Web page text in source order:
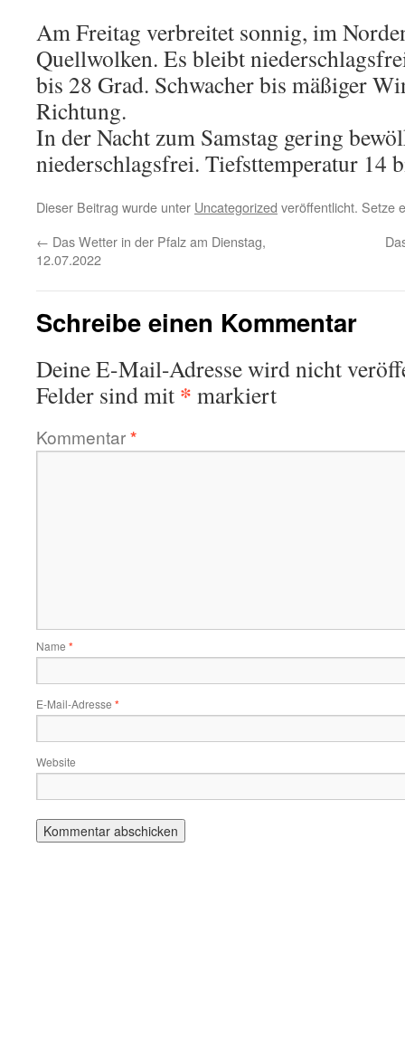
Am Freitag verbreitet sonnig, im
Quellwolken. Es bleibt
bis 28 Grad. Schwacher bis mäßiger
Richtung.
In der Nacht zum Samstag gering
niederschlagsfrei. Tiefsttemperatur 14
Dieser Beitrag wurde unter Uncategorized veröffentlicht. Setze
← Das Wetter in der Pfalz am Dienstag,
12.07.2022
Schreibe einen Kommentar
Deine E-Mail-Adresse wird nicht
Felder sind mit * markiert
Kommentar*
Name *
E-Mail-Adresse *
Website